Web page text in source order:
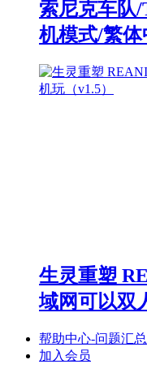
索尼克车队/
机模式/繁体
生灵重塑
域网可以双
帮助中心-问题汇总
加入会员